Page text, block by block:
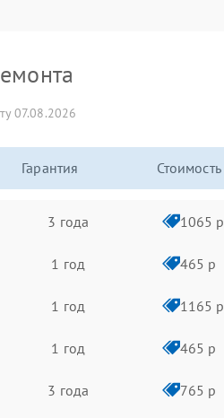
07.08.2026
Гарантия Стоимость
3 года 1065 р
1 год 465 р
1 год 1165 р
1 год 465 р
3 года 765 р